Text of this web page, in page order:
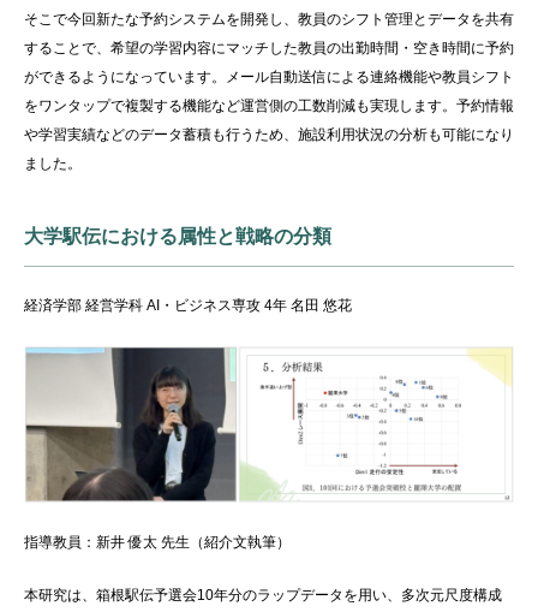
そこで今回新たな予約システムを開発し、教員のシフト管理とデータを共有
することで、希望の学習内容にマッチした教員の出勤時間・空き時間に予約
ができるようになっています。メール自動送信による連絡機能や教員シフト
をワンタップで複製する機能など運営側の工数削減も実現します。予約情報
や学習実績などのデータ蓄積も行うため、施設利用状況の分析も可能になり
ました。
大学駅伝における属性と戦略の分類
経済学部 経営学科 AI・ビジネス専攻 4年 名田 悠花
指導教員：新井 優太 先生（紹介文執筆）
本研究は、箱根駅伝予選会10年分のラップデータを用い、多次元尺度構成